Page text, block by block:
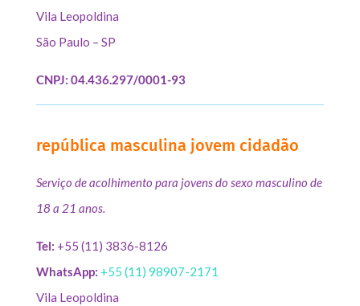
Vila Leopoldina
São Paulo – SP
CNPJ: 04.436.297/0001-93
república masculina jovem cidadão
Serviço de acolhimento para jovens do sexo masculino de
18 a 21 anos.
Tel: +55 (11) 3836-8126
WhatsApp: +55 (11) 98907-2171
Vila Leopoldina